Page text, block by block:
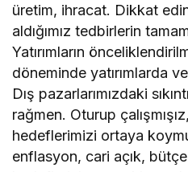
üretim, ihracat. Dikkat
aldığımız tedbirlerin
Yatırımların
döneminde yatırımlarda
Dış pazarlarımızdaki
rağmen. Oturup
hedeflerimizi ortaya
enflasyon, cari açık,